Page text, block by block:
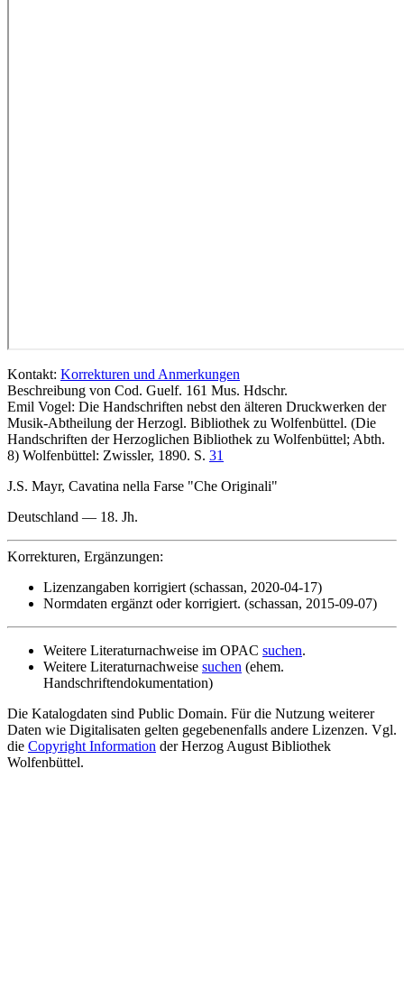
Kontakt: Korrekturen und Anmerkungen
Beschreibung von Cod. Guelf. 161 Mus. Hdschr.
Emil Vogel: Die Handschriften nebst den älteren Druckwerken der
Musik-Abtheilung der Herzogl. Bibliothek zu Wolfenbüttel. (Die
Handschriften der Herzoglichen Bibliothek zu Wolfenbüttel; Abth.
8) Wolfenbüttel: Zwissler, 1890. S. 31
J.S. Mayr, Cavatina nella Farse "Che Originali"
Deutschland — 18. Jh.
Korrekturen, Ergänzungen:
Lizenzangaben korrigiert (schassan, 2020-04-17)
Normdaten ergänzt oder korrigiert. (schassan, 2015-09-07)
Weitere Literaturnachweise im OPAC suchen.
Weitere Literaturnachweise suchen (ehem.
Handschriftendokumentation)
Die Katalogdaten sind Public Domain. Für die Nutzung weiterer
Daten wie Digitalisaten gelten gegebenenfalls andere Lizenzen. Vgl.
die Copyright Information der Herzog August Bibliothek
Wolfenbüttel.